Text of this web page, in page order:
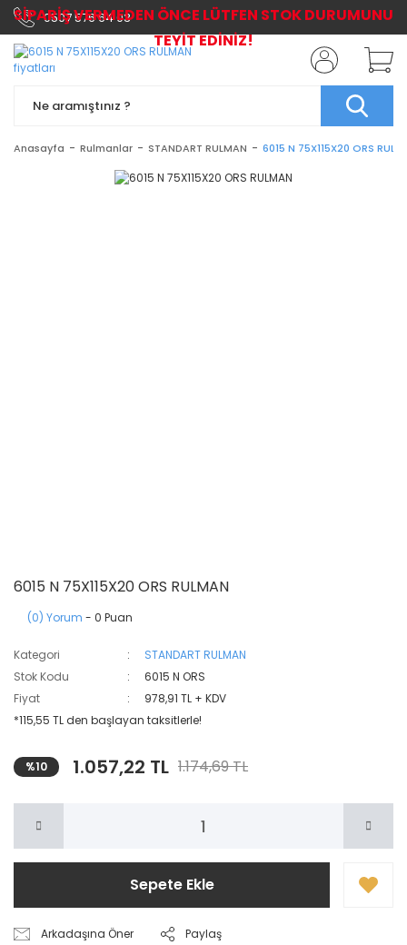
0507 576 64 03
Anasayfa Rulmanlar STANDART RULMAN 6015 N 75X115X20 ORS
6015 N 75X115X20 ORS RULMAN
(0) Yorum - 0 Puan
Kategori
STANDART RULMAN
Stok Kodu
6015 N ORS
Fiyat
978,91 TL + KDV
*115,55 TL den başlayan taksitlerle!
%10 1.057,22 TL 1.174,69 TL
Sepete Ekle
Arkadaşına Öner Paylaş
SİPARİŞ VERMEDEN ÖNCE LÜTFEN STOK DURUMUNU
TEYİT EDİNİZ!